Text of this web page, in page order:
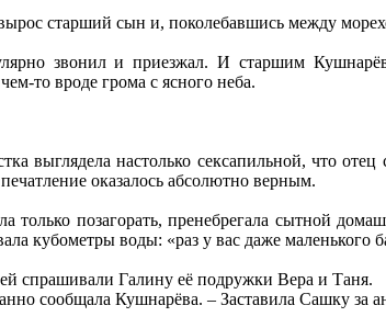
старший сын и, поколебавшись между
звонил и приезжал. И старшим
то вроде грома с ясного неба.
выглядела настолько сексапильной, что
оказалось абсолютно верным.
только позагорать, пренебрегала сытной
кубометры воды: «раз у вас даже маленького
спрашивали Галину её подружки Вера и Таня.
сообщала Кушнарёва. – Заставила Сашку за